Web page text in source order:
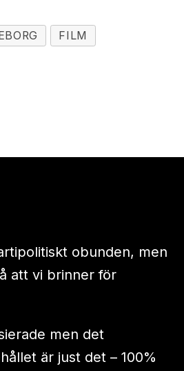
FILM
obunden, men
att vi brinner för
men det
är just det – 100%